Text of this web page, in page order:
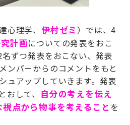
心理学、伊村ゼミ ）では、4
計画についての発表をおこ
名ずつ発表をおこない、発表
ンバーからのコメントをもと
ュアップしていきます。発表
して、 自分の考えを伝え
視点から物事を考えることを